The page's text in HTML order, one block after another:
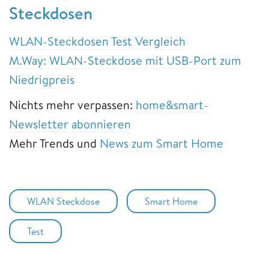
Steckdosen
WLAN-Steckdosen Test Vergleich
M.Way: WLAN-Steckdose mit USB-Port zum
Niedrigpreis
Nichts mehr verpassen: home&smart-
Newsletter abonnieren
Mehr Trends und News zum Smart Home
WLAN Steckdose Smart Home
Test